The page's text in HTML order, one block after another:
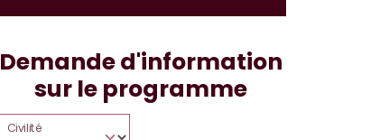
Demande d'information
sur le programme
Civilité